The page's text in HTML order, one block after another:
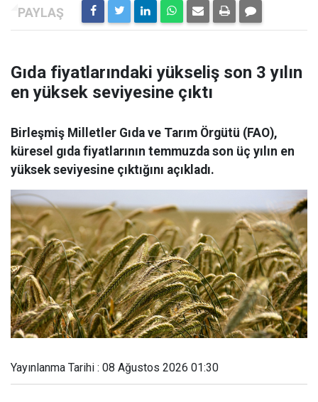
Gıda fiyatlarındaki yükseliş son 3 yılın
en yüksek seviyesine çıktı
Birleşmiş Milletler Gıda ve Tarım Örgütü (FAO),
küresel gıda fiyatlarının temmuzda son üç yılın en
yüksek seviyesine çıktığını açıkladı.
Yayınlanma Tarihi : 08 Ağustos 2026 01:30